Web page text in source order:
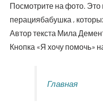
Посмот­ри­те на фото.
пе­ра­ци­я­ба­буш­ка ,
Автор тек­ста Мила
Кноп­ка «Я хочу помочь»
Глав­ная